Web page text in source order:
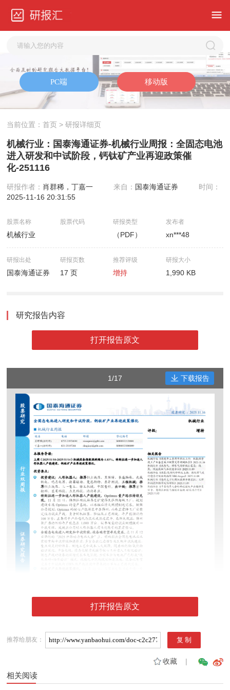
当前位置：首页 > 研报详细页
机械行业：国泰海通证券-机械行业周报：全固态电池
进入研发和中试阶段，钙钛矿产业再迎政策催
化-251116
研报作者： 肖群稀，丁嘉一 来自： 国泰海通证券
时间：
2025-11-16 20:31:55
股票名称
机械行业
股票代码 研报类型
（PDF）
发布者
xn***48
研报出处
国泰海通证券
研报页数
17 页
推荐评级
增持
研报大小
1,990 KB
研究报告内容
打开报告原文
1/17 下载报告
打开报告原文
推荐给朋友：
收藏|
相关阅读